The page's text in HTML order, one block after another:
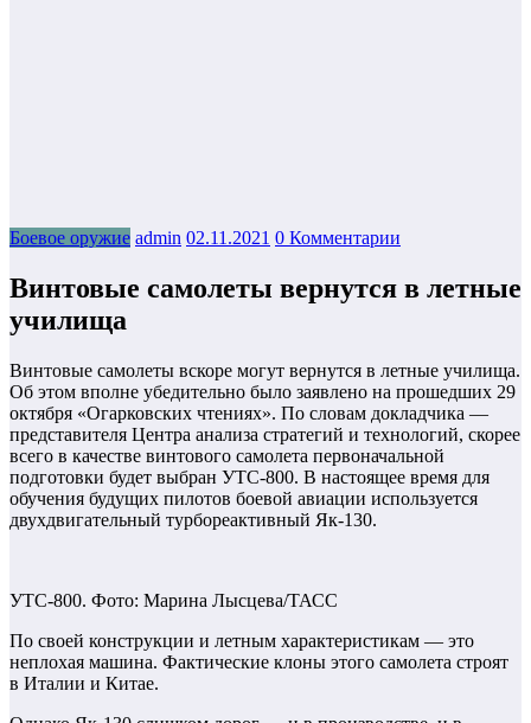
Боевое оружие admin 02.11.2021 0 Комментарии
Винтовые самолеты вернутся в летные
училища
Винтовые самолеты вскоре могут вернутся в летные училища.
Об этом вполне убедительно было заявлено на прошедших 29
октября «Огарковских чтениях». По словам докладчика —
представителя Центра анализа стратегий и технологий, скорее
всего в качестве винтового самолета первоначальной
подготовки будет выбран УТС-800. В настоящее время для
обучения будущих пилотов боевой авиации используется
двухдвигательный турбореактивный Як-130.
УТС-800. Фото: Марина Лысцева/ТАСС
По своей конструкции и летным характеристикам — это
неплохая машина. Фактические клоны этого самолета строят
в Италии и Китае.